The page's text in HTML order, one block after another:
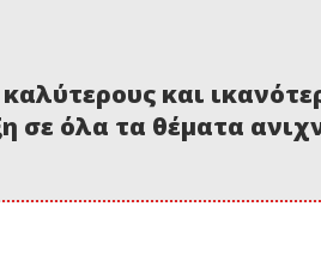
καλύτερους και
σε όλα τα θέματα